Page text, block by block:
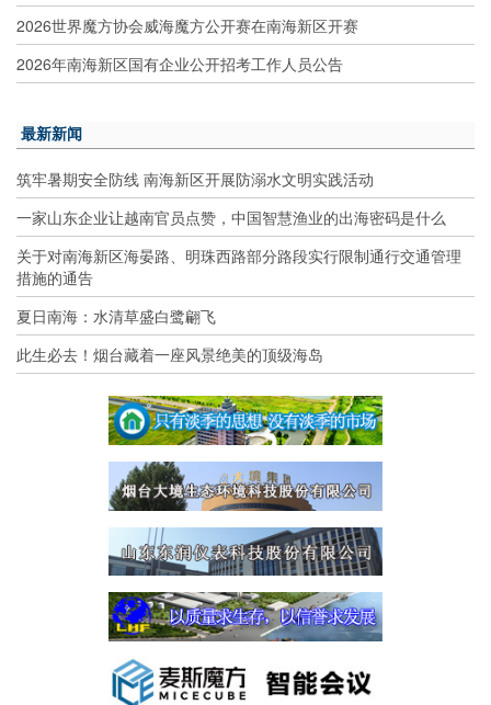
2026世界魔方协会威海魔方公开赛在南海新区开赛
2026年南海新区国有企业公开招考工作人员公告
最新新闻
筑牢暑期安全防线 南海新区开展防溺水文明实践活动
一家山东企业让越南官员点赞，中国智慧渔业的出海密码是什么
关于对南海新区海晏路、明珠西路部分路段实行限制通行交通管理
措施的通告
夏日南海：水清草盛白鹭翩飞
此生必去！烟台藏着一座风景绝美的顶级海岛